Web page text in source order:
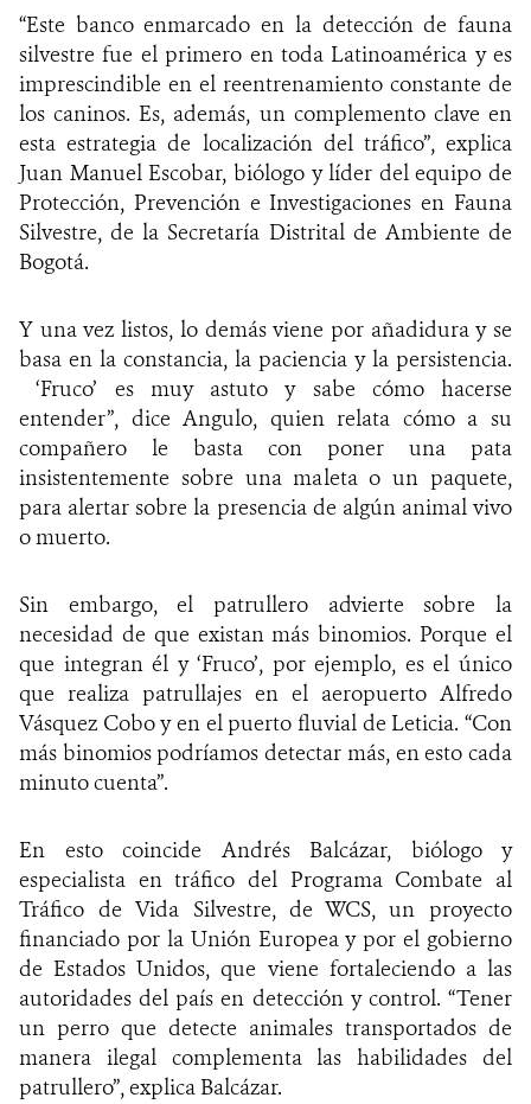
“Este banco enmarcado en la detección de fauna
silvestre fue el primero en toda Latinoamérica y es
imprescindible en el reentrenamiento constante de
los caninos. Es, además, un complemento clave en
esta estrategia de localización del tráfico”, explica
Juan Manuel Escobar, biólogo y líder del equipo de
Protección, Prevención e Investigaciones en Fauna
Silvestre, de la Secretaría Distrital de Ambiente de
Bogotá.
Y una vez listos, lo demás viene por añadidura y se
basa en la constancia, la paciencia y la persistencia.
‘Fruco’ es muy astuto y sabe cómo hacerse
entender”, dice Angulo, quien relata cómo a su
compañero le basta con poner una pata
insistentemente sobre una maleta o un paquete,
para alertar sobre la presencia de algún animal vivo
o muerto.
Sin embargo, el patrullero advierte sobre la
necesidad de que existan más binomios. Porque el
que integran él y ‘Fruco’, por ejemplo, es el único
que realiza patrullajes en el aeropuerto Alfredo
Vásquez Cobo y en el puerto fluvial de Leticia. “Con
más binomios podríamos detectar más, en esto cada
minuto cuenta”.
En esto coincide Andrés Balcázar, biólogo y
especialista en tráfico del Programa Combate al
Tráfico de Vida Silvestre, de WCS, un proyecto
financiado por la Unión Europea y por el gobierno
de Estados Unidos, que viene fortaleciendo a las
autoridades del país en detección y control. “Tener
un perro que detecte animales transportados de
manera ilegal complementa las habilidades del
patrullero”, explica Balcázar.